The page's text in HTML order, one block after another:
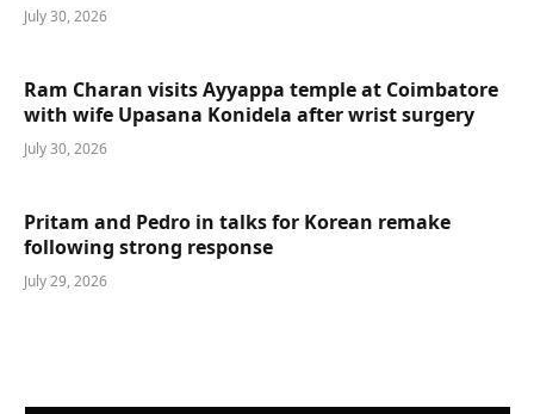
July 30, 2026
Ram Charan visits Ayyappa temple at Coimbatore
with wife Upasana Konidela after wrist surgery
July 30, 2026
Pritam and Pedro in talks for Korean remake
following strong response
July 29, 2026